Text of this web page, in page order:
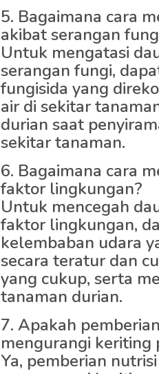
5. Bagaimana cara
akibat serangan
Untuk mengatasi
serangan fungi,
fungisida yang
air di sekitar
durian saat
sekitar tanaman.
6. Bagaimana cara
faktor lingkungan?
Untuk mencegah
faktor lingkungan,
kelembaban udara
secara teratur dan
yang cukup, serta
tanaman durian.
7. Apakah
mengurangi keriting
Ya, pemberian